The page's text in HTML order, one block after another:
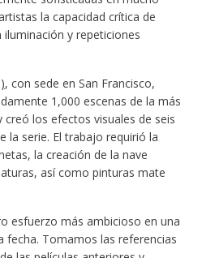
la capacidad crítica de
y repeticiones
, con sede en San Francisco,
1,000 escenas de la más
creó los efectos visuales de seis
la serie. El trabajo requirió la
la creación de la nave
así como pinturas mate
esfuerzo más ambicioso en una
fecha. Tomamos las referencias